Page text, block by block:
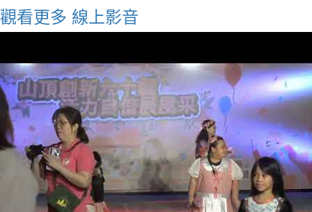
觀看更多 線上影音